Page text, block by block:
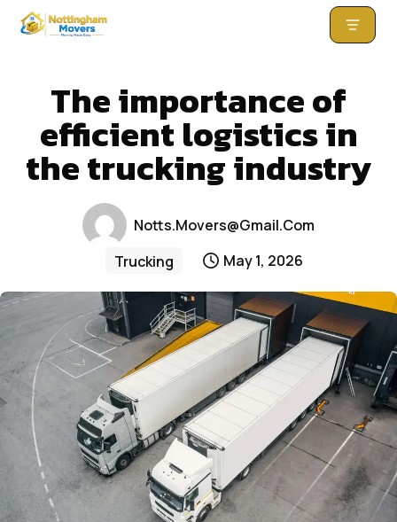
contentThe importance of
efficient logistics in
the trucking industry
Notts.movers@gmail.com
Trucking
May 1, 2026